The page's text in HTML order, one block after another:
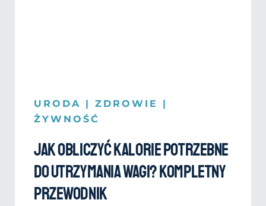
URODA | ZDROWIE
|
ŻYWNOŚĆ
Jak obliczyć kalorie potrzebne
do utrzymania wagi? Kompletny
przewodnik